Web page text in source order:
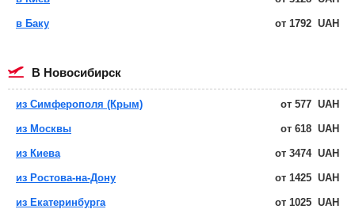
в Баку от 1792 UAH
в Новосибирск
из Симферополя (Крым) от 577 UAH
из Москвы от 618 UAH
из Киева от 3474 UAH
из Ростова-на-Дону от 1425 UAH
из Екатеринбурга от 1025 UAH